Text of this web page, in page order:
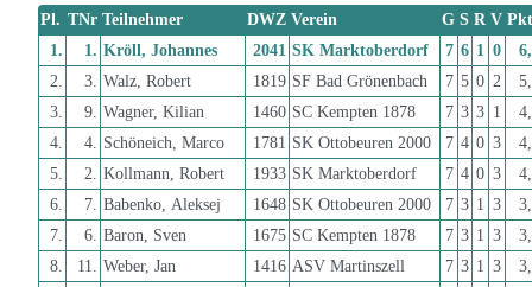
Pl. TNr Teilnehmer DWZ Verein G S R V
1.
1. Kröll, Johannes 2041 SK Marktoberdorf 7 6 1 0
2.
3. Walz, Robert 1819 SF Bad Grönenbach 7 5 0 2
3.
9. Wagner, Kilian 1460 SC Kempten 1878 7 3 3 1
4.
4. Schöneich, Marco 1781 SK Ottobeuren 2000 7 4 0 3
5.
2. Kollmann, Robert 1933 SK Marktoberdorf 7 4 0 3
6.
7. Babenko, Aleksej 1648 SK Ottobeuren 2000 7 3 1 3
7.
6. Baron, Sven 1675 SC Kempten 1878 7 3 1 3
8.
11. Weber, Jan 1416 ASV Martinszell 7 3 1 3